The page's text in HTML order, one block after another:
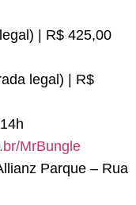
| R$ 425,00
legal) | R$
MrBungle
Parque – Rua